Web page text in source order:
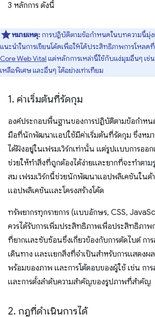
3 หลักการ ดังนี้
หมายเหตุ: การปฏิบัติตามข้อกำหนดในบทความนี้มุ่
แนะนำในการเขียนโค้ดเพื่อให้ได้ประสิทธิภาพการโหล
Core Web Vital แต่หลักการเหล่านี้ใช้กับแง่มุมอื่นๆ เช่
เหลือพิเศษ และอื่นๆ ได้อย่างเท่าเทียม
1. ค่าเริ่มต้นที่รัดกุม
องค์ประกอบพื้นฐานของการปฏิบัติตามข้อกำหน
มือที่นักพัฒนาแอปใช้มีค่าเริ่มต้นที่รัดกุม ซึ่งหมา
ได้ฝังอยู่ในเฟรมเวิร์กเท่านั้น แต่รูปแบบการออ
ช่วยให้ทำสิ่งที่ถูกต้องได้ง่ายและยากที่จะทำตา
สม เฟรมเวิร์กนี้ช่วยนักพัฒนาแอปพลิเคชันในด้
แอปพลิเคชันและโครงสร้างโค้ด
ทรัพยากรทุกรายการ (แบบอักษร, CSS,
ควรได้รับการเพิ่มประสิทธิภาพเพื่อประสิทธิภาพ
ที่ยากและซับซ้อนซึ่งเกี่ยวข้องกับการตัดไบต์ กา
เดินทาง และแยกสิ่งที่จําเป็นสําหรับการแสดงผ
พร้อมของภาพ และการโต้ตอบของผู้ใช้ เช่น กา
และการตั้งลําดับความสําคัญของรูปภาพที่สําคัญ
2. กฎที่ดำเนินการได้